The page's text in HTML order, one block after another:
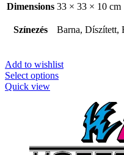
Dimensions 33 × 33 × 10 cm
Színezés Barna, Díszített,
Add to wishlist
Select options
Quick view